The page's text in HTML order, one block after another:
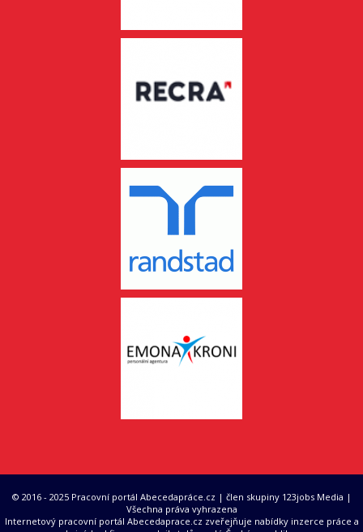
© 2016 - 2025 Pracovní portál Abecedapráce.cz | člen skupiny 123jobs Media |
Všechna práva vyhrazena
Internetový pracovní portál Abecedaprace.cz zveřejňuje nabídky inzerce práce a